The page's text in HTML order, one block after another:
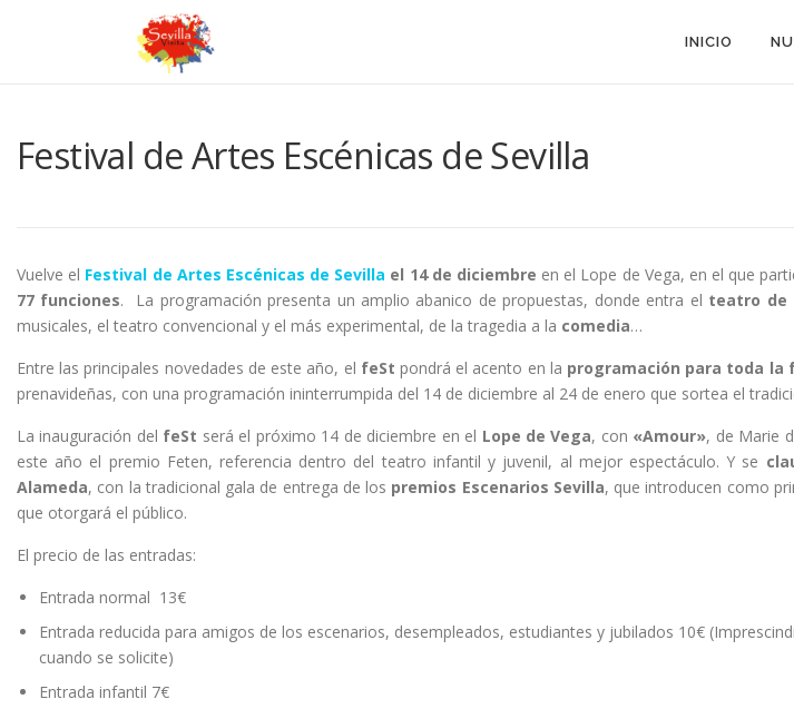
INICIO
Festival de Artes Escénicas de Sevilla
Vuelve el Festival de Artes Escénicas de Sevilla el 14 de diciembre en el Lope de Vega, en el que
77 funciones. La programación presenta un amplio abanico de propuestas, donde entra el teatro
musicales, el teatro convencional y el más experimental, de la tragedia a la comedia…
Entre las principales novedades de este año, el feSt pondrá el acento en la programación para toda la
prenavideñas, con una programación ininterrumpida del 14 de diciembre al 24 de enero que sortea el
La inauguración del feSt será el próximo 14 de diciembre en el Lope de Vega, con «Amour», de Marie
este año el premio Feten, referencia dentro del teatro infantil y juvenil, al mejor espectáculo. Y se
Alameda, con la tradicional gala de entrega de los premios Escenarios Sevilla, que introducen como
que otorgará el público.
El precio de las entradas:
Entrada normal 13€
Entrada reducida para amigos de los escenarios, desempleados, estudiantes y jubilados 10€
cuando se solicite)
Entrada infantil 7€